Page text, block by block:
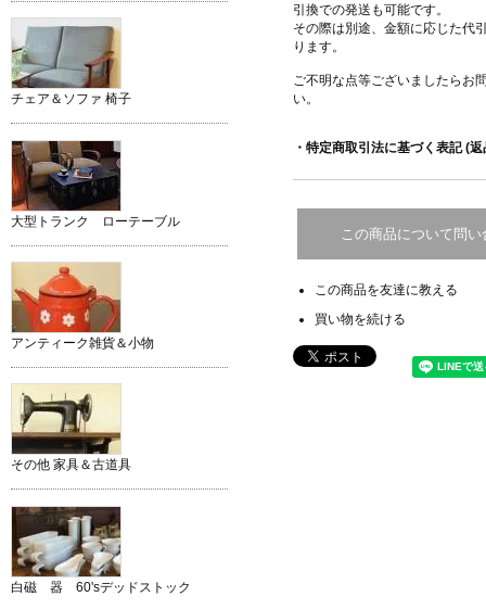
引換での発送も可能です。
その際は別途、金額に応じた代
ります。
ご不明な点等ございましたらお
い。
・特定商取引法に基づく表記 (
この商品について問
この商品を友達に教える
買い物を続ける
チェア＆ソファ 椅子
大型トランク ローテーブル
アンティーク雑貨＆小物
その他 家具＆古道具
白磁 器 60'sデッドストック